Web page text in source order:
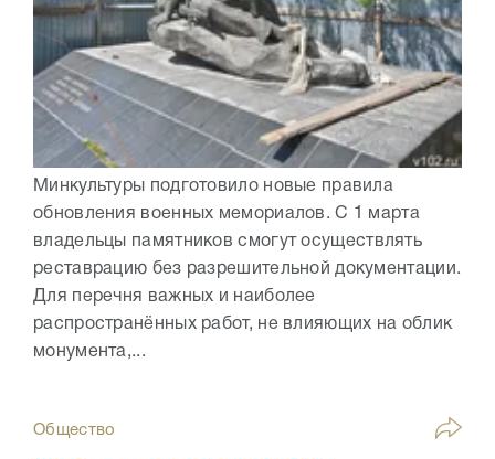
Минкультуры подготовило новые правила
обновления военных мемориалов. С 1 марта
владельцы памятников смогут осуществлять
реставрацию без разрешительной документации.
Для перечня важных и наиболее
распространённых работ, не влияющих на облик
монумента,...
Общество